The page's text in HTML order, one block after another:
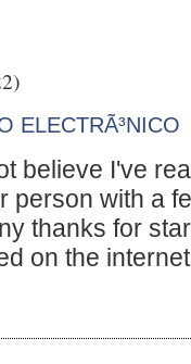
ELECTRÃ³NICO
believe I've
person with a
thanks for
on the